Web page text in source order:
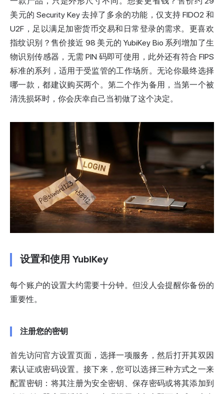
美元的 Security Key 去掉了多余的功能，仅支持 FIDO2 和
U2F，足以满足加密货币交易和日常登录的需求。更喜欢
指纹识别？售价接近 98 美元的 YubiKey Bio 系列增加了生
物识别传感器，无需 PIN 码即可使用，此外还有符合 FIPS
标准的系列，适用于受监管的工作场所。无论你最终选择
哪一款，都建议购买两个。第二个作为备用，当第一个被
清洗损坏时，你会庆幸自己当初做了这个决定。
设置和使用 YubiKey
每个账户的设置大约需要十分钟。但没人会提醒你备份的
重要性。
注册您的密钥
首先访问官方设置页面，选择一项服务，然后打开其双因
素认证或密码设置。接下来，您可以选择三种方式之一来
配置密钥：将其注册为安全密钥、保存密码或将其添加到